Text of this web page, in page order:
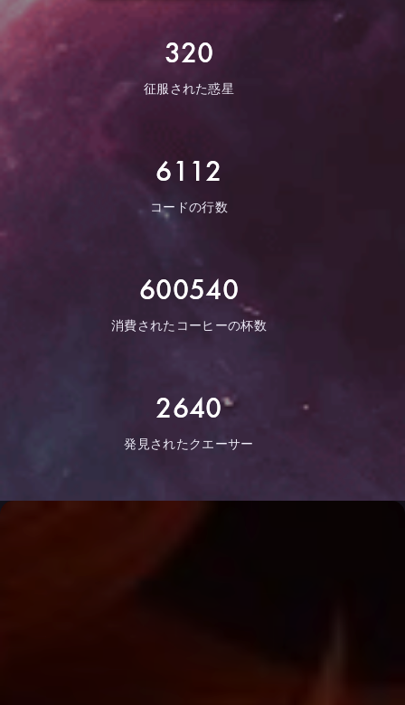
320
征服された惑星
6112
コードの行数
600540
消費されたコーヒーの杯数
2640
発見されたクエーサー